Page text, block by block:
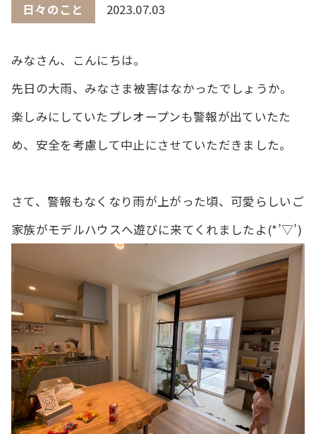
日々のこと 2023.07.03
みなさん、こんにちは。
先日の大雨、みなさま被害はなかったでしょうか。
楽しみにしていたプレオープンも警報が出ていたた
め、安全を考慮して中止にさせていただきました。
さて、警報もなくなり雨が上がった頃、可愛らしいご
家族がモデルハウスへ遊びに来てくれましたよ(*’▽’)